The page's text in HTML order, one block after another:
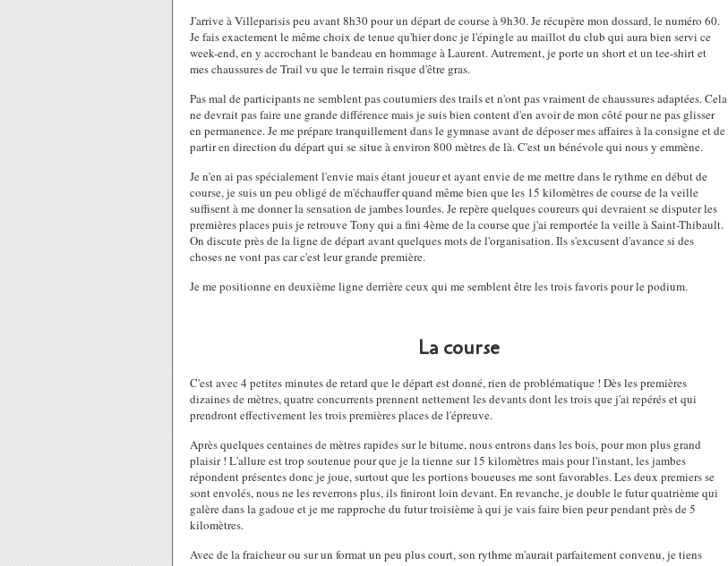
J'arrive à Villeparisis peu avant 8h30 pour un départ de course à 9h30. Je récupère mon dossard, le numéro 60.
Je fais exactement le même choix de tenue qu'hier donc je l'épingle au maillot du club qui aura bien servi ce
week-end, en y accrochant le bandeau en hommage à Laurent. Autrement, je porte un short et un tee-shirt et
mes chaussures de Trail vu que le terrain risque d'être gras.
Pas mal de participants ne semblent pas coutumiers des trails et n'ont pas vraiment de chaussures adaptées. Cela
ne devrait pas faire une grande différence mais je suis bien content d'en avoir de mon côté pour ne pas glisser
en permanence. Je me prépare tranquillement dans le gymnase avant de déposer mes affaires à la consigne et de
partir en direction du départ qui se situe à environ 800 mètres de là. C'est un bénévole qui nous y emmène.
Je n'en ai pas spécialement l'envie mais étant joueur et ayant envie de me mettre dans le rythme en début de
course, je suis un peu obligé de m'échauffer quand même bien que les 15 kilomètres de course de la veille
suffisent à me donner la sensation de jambes lourdes. Je repère quelques coureurs qui devraient se disputer les
premières places puis je retrouve Tony qui a fini 4ème de la course que j'ai remportée la veille à Saint-Thibault.
On discute près de la ligne de départ avant quelques mots de l'organisation. Ils s'excusent d'avance si des
choses ne vont pas car c'est leur grande première.
Je me positionne en deuxième ligne derrière ceux qui me semblent être les trois favoris pour le podium.
La course
C'est avec 4 petites minutes de retard que le départ est donné, rien de problématique ! Dès les premières
dizaines de mètres, quatre concurrents prennent nettement les devants dont les trois que j'ai repérés et qui
prendront effectivement les trois premières places de l'épreuve.
Après quelques centaines de mètres rapides sur le bitume, nous entrons dans les bois, pour mon plus grand
plaisir ! L'allure est trop soutenue pour que je la tienne sur 15 kilomètres mais pour l'instant, les jambes
répondent présentes donc je joue, surtout que les portions boueuses me sont favorables. Les deux premiers se
sont envolés, nous ne les reverrons plus, ils finiront loin devant. En revanche, je double le futur quatrième qui
galère dans la gadoue et je me rapproche du futur troisième à qui je vais faire bien peur pendant près de 5
kilomètres.
Avec de la fraicheur ou sur un format un peu plus court, son rythme m'aurait parfaitement convenu, je tiens